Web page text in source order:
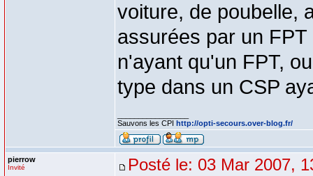
voiture, de poubelle,
assurées par un
n'ayant qu'un FPT,
type dans un CSP
Sauvons les CPI http://opti-secours.over-blog.fr/
pierrow
Invité Posté le: 03 Mar 2007,